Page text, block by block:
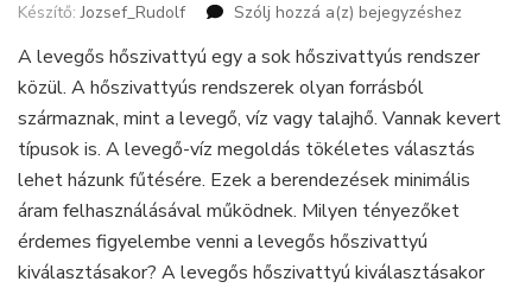
Készítő:Jozsef_Rudolf Szólj hozzá a(z) Miért
a
levegős
hőszivattyút
a
házunk
fűtésére?
bejegyzéshez
A levegős hőszivattyú egy a sok hőszivattyús rendszer
közül. A hőszivattyús rendszerek olyan forrásból
származnak, mint a levegő, víz vagy talajhő. Vannak kevert
típusok is. A levegő-víz megoldás tökéletes választás
lehet házunk fűtésére. Ezek a berendezések minimális
áram felhasználásával működnek. Milyen tényezőket
érdemes figyelembe venni a levegős hőszivattyú
kiválasztásakor? A levegős hőszivattyú kiválasztásakor